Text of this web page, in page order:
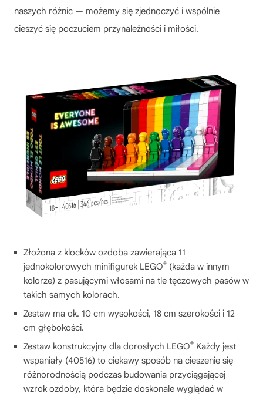
naszych różnic — możemy się zjednoczyć i wspólnie
cieszyć się poczuciem przynależności i miłości.
Złożona z klocków ozdoba zawierająca 11
jednokolorowych minifigurek LEGO® (każda w innym
kolorze) z pasującymi włosami na tle tęczowych pasów w
takich samych kolorach.
Zestaw ma ok. 10 cm wysokości, 18 cm szerokości i 12
cm głębokości.
Zestaw konstrukcyjny dla dorosłych LEGO® Każdy jest
wspaniały (40516) to ciekawy sposób na cieszenie się
różnorodnością podczas budowania przyciągającej
wzrok ozdoby, która będzie doskonale wyglądać w